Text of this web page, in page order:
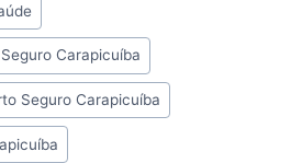
Carapicuíba
Seguro Carapicuíba